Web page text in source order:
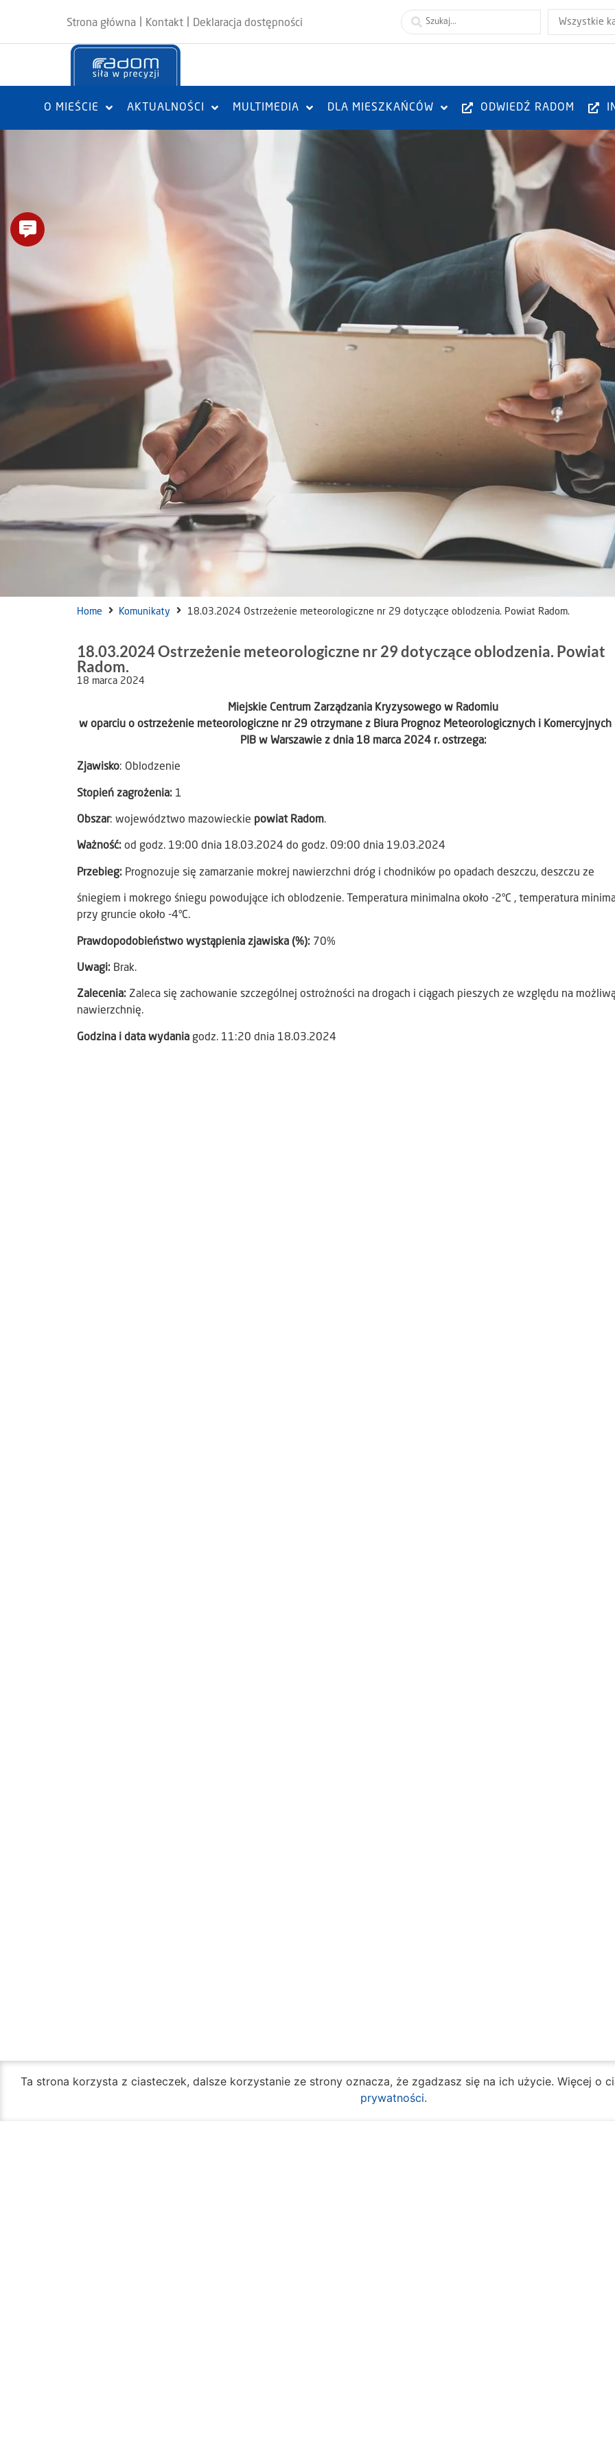
Strona główna Kontakt Deklaracja dostępności Wszystkie
O MIEŚCIE AKTUALNOŚCI MULTIMEDIA DLA MIESZKAŃCÓW ODWIEDŹ RADOM
Home Komunikaty 18.03.2024 Ostrzeżenie meteorologiczne nr 29 dotyczące oblodzenia. Powiat Radom.
18.03.2024 Ostrzeżenie meteorologiczne nr 29 dotyczące oblodzenia. Powiat
Radom.
18 marca 2024
Miejskie Centrum Zarządzania Kryzysowego w Radomiu
w oparciu o ostrzeżenie meteorologiczne nr 29 otrzymane z Biura Prognoz Meteorologicznych i Komercyjnych
PIB w Warszawie z dnia 18 marca 2024 r. ostrzega:
Zjawisko: Oblodzenie
Stopień zagrożenia: 1
Obszar: województwo mazowieckie powiat Radom.
Ważność: od godz. 19:00 dnia 18.03.2024 do godz. 09:00 dnia 19.03.2024
Przebieg: Prognozuje się zamarzanie mokrej nawierzchni dróg i chodników po opadach deszczu, deszczu ze
śniegiem i mokrego śniegu powodujące ich oblodzenie. Temperatura minimalna około -2°C , temperatura
przy gruncie około -4°C.
Prawdopodobieństwo wystąpienia zjawiska (%): 70%
Uwagi: Brak.
Zalecenia: Zaleca się zachowanie szczególnej ostrożności na drogach i ciągach pieszych ze względu na
nawierzchnię.
Godzina i data wydania godz. 11:20 dnia 18.03.2024
Ta strona korzysta z ciasteczek, dalsze korzystanie ze strony oznacza, że zgadzasz się na ich użycie. Więcej o
prywatności.